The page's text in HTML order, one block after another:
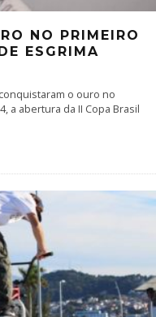
NO PRIMEIRO
ESGRIMA
o ouro no
a abertura da II Copa Brasil